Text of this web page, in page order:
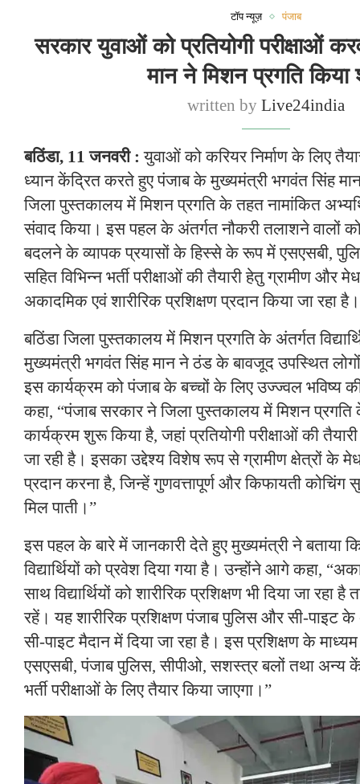
टॉप न्यूज़ पंजाब
सरकार युवाओं को प्रतियोगी परीक्षाओं
मान ने मिशन प्रगति
written byLive24india
बठिंडा, 11 जनवरी :युवाओं को करियर निर्माण के लिए
ध्यान केंद्रित करते हुए पंजाब के मुख्यमंत्री भगवंत सिंह मान
जिला पुस्तकालय में मिशन प्रगति के तहत नामांकित
संवाद किया। इस पहल के अंतर्गत नौकरी तलाशने वालों
बदलने के व्यापक प्रयासों के हिस्से के रूप में एसएसबी,
सहित विभिन्न भर्ती परीक्षाओं की तैयारी हेतु ग्रामीण और
अकादमिक एवं शारीरिक प्रशिक्षण प्रदान किया जा रहा है।
बठिंडा जिला पुस्तकालय में मिशन प्रगति के अंतर्गत
मुख्यमंत्री भगवंत सिंह मान ने ठंड के बावजूद उपस्थित
इस कार्यक्रम को पंजाब के बच्चों के लिए उज्ज्वल भविष्य
कहा, “पंजाब सरकार ने जिला पुस्तकालय में मिशन
कार्यक्रम शुरू किया है, जहां प्रतियोगी परीक्षाओं की
जा रही है। इसका उद्देश्य विशेष रूप से ग्रामीण क्षेत्रों के
प्रदान करना है, जिन्हें गुणवत्तापूर्ण और किफायती
मिल पाती।”
इस पहल के बारे में जानकारी देते हुए मुख्यमंत्री ने बताया
विद्यार्थियों को प्रवेश दिया गया है। उन्होंने आगे कहा,
साथ विद्यार्थियों को शारीरिक प्रशिक्षण भी दिया जा रहा
रहें। यह शारीरिक प्रशिक्षण पंजाब पुलिस और सी-पाइट के
सी-पाइट मैदान में दिया जा रहा है। इस प्रशिक्षण के माध्यम
एसएसबी, पंजाब पुलिस, सीपीओ, सशस्त्र बलों तथा अन्य
भर्ती परीक्षाओं के लिए तैयार किया जाएगा।”